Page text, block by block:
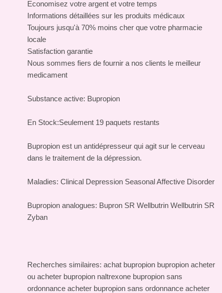
Economisez votre argent et votre temps
Informations détaillées sur les produits médicaux
Toujours jusqu'à 70% moins cher que votre pharmacie
locale
Satisfaction garantie
Nous sommes fiers de fournir a nos clients le meilleur
medicament
Substance active: Bupropion
En Stock:Seulement 19 paquets restants
Bupropion est un antidépresseur qui agit sur le cerveau
dans le traitement de la dépression.
Maladies: Clinical Depression Seasonal Affective Disorder
Bupropion analogues: Bupron SR Wellbutrin Wellbutrin SR
Zyban
Recherches similaires: achat bupropion bupropion acheter
ou acheter bupropion naltrexone bupropion sans
ordonnance acheter bupropion sans ordonnance acheter